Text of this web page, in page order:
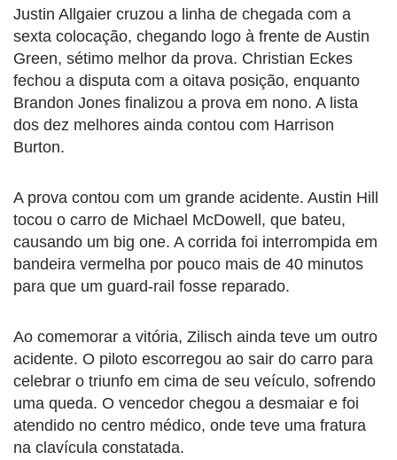
Justin Allgaier cruzou a linha de chegada com a
sexta colocação, chegando logo à frente de Austin
Green, sétimo melhor da prova. Christian Eckes
fechou a disputa com a oitava posição, enquanto
Brandon Jones finalizou a prova em nono. A lista
dos dez melhores ainda contou com Harrison
Burton.
A prova contou com um grande acidente. Austin Hill
tocou o carro de Michael McDowell, que bateu,
causando um big one. A corrida foi interrompida em
bandeira vermelha por pouco mais de 40 minutos
para que um guard-rail fosse reparado.
Ao comemorar a vitória, Zilisch ainda teve um outro
acidente. O piloto escorregou ao sair do carro para
celebrar o triunfo em cima de seu veículo, sofrendo
uma queda. O vencedor chegou a desmaiar e foi
atendido no centro médico, onde teve uma fratura
na clavícula constatada.